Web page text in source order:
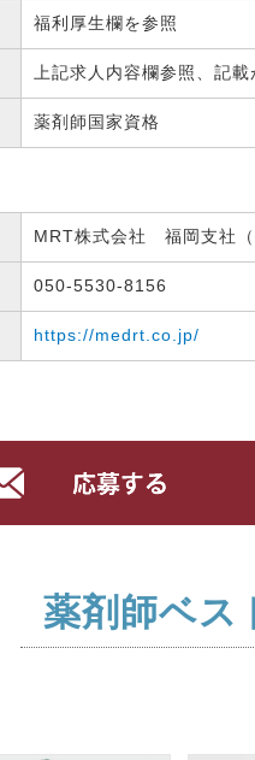
福利厚生欄を参照
上記求人内容欄参照、記
薬剤師国家資格
MRT株式会社 福岡支社
050-5530-8156
https://medrt.co.jp/
薬剤師ベス